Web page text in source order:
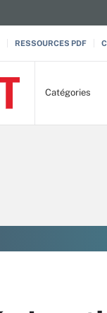
RESSOURCES PDF
Catégories